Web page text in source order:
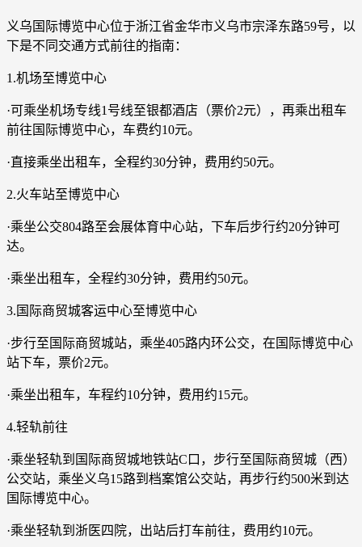
义乌国际博览中心位于浙江省金华市义乌市宗泽东路59号，以
下是不同交通方式前往的指南：
1.机场至博览中心
·可乘坐机场专线1号线至银都酒店（票价2元），再乘出租车
前往国际博览中心，车费约10元。
·直接乘坐出租车，全程约30分钟，费用约50元。
2.火车站至博览中心
·乘坐公交804路至会展体育中心站，下车后步行约20分钟可
达。
·乘坐出租车，全程约30分钟，费用约50元。
3.国际商贸城客运中心至博览中心
·步行至国际商贸城站，乘坐405路内环公交，在国际博览中心
站下车，票价2元。
·乘坐出租车，车程约10分钟，费用约15元。
4.轻轨前往
·乘坐轻轨到国际商贸城地铁站C口，步行至国际商贸城（西）
公交站，乘坐义乌15路到档案馆公交站，再步行约500米到达
国际博览中心。
·乘坐轻轨到浙医四院，出站后打车前往，费用约10元。